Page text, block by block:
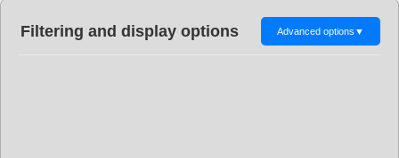
Filtering and display options Advanced options ▼